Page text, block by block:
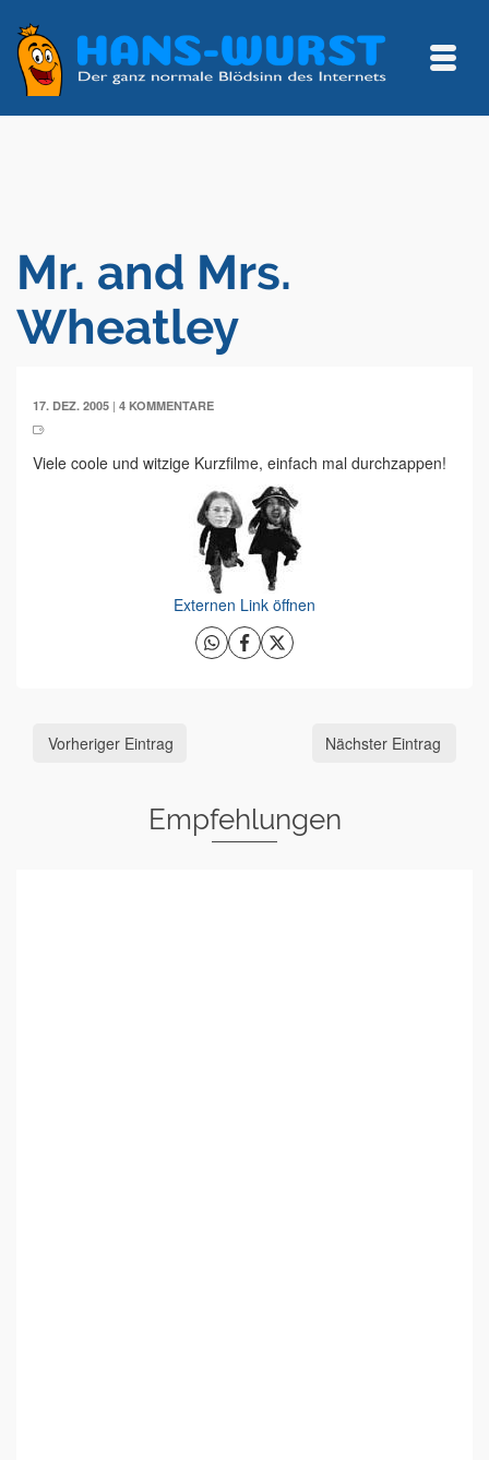
Mr. and Mrs.
Wheatley
17. DEZ. 2005 | 4 KOMMENTARE
Viele coole und witzige Kurzfilme, einfach mal durchzappen!
Externen Link öffnen
Vorheriger Eintrag Nächster Eintrag
Empfehlungen